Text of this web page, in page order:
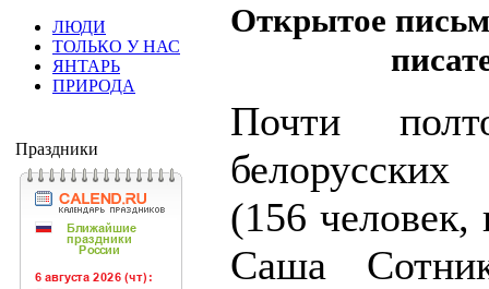
ЛЮДИ
ТОЛЬКО У НАС
ЯНТАРЬ
ПРИРОДА
Праздники
Открытое
Почти
(156
Саша